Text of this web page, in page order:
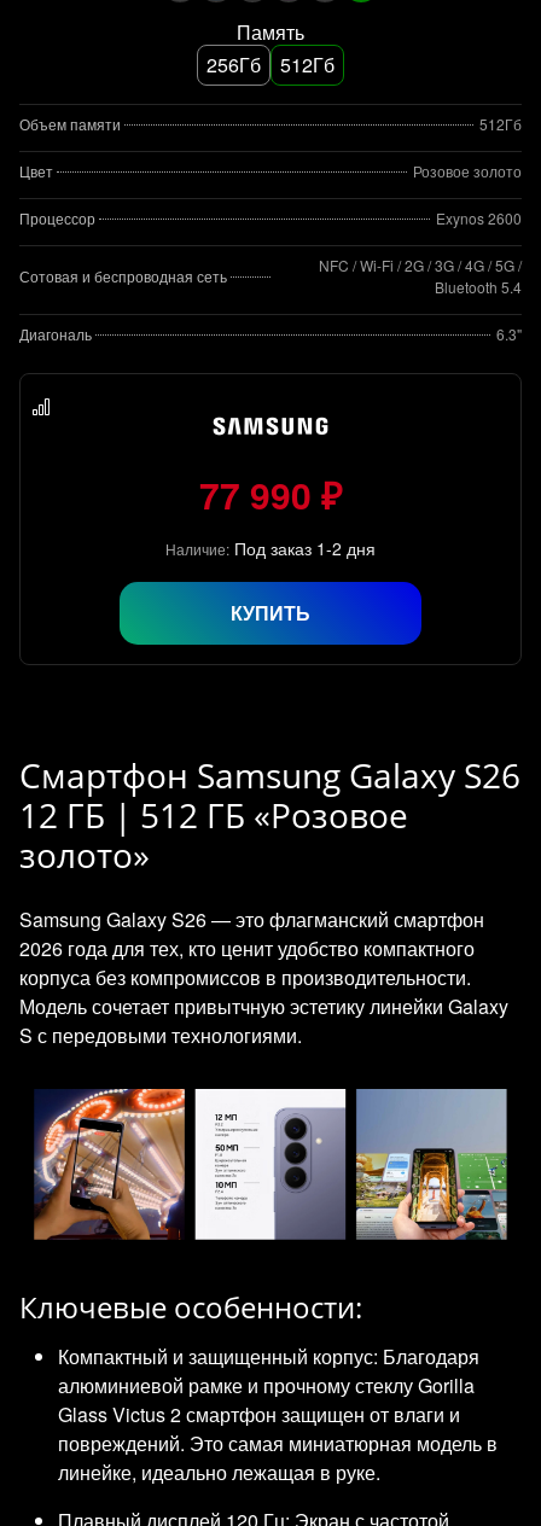
Память
256Гб
512Гб
Объем памяти 512Гб
Цвет Розовое золото
Процессор Exynos 2600
Сотовая и беспроводная сеть
NFC / Wi-Fi / 2G / 3G / 4G / 5G /
Bluetooth 5.4
Диагональ 6.3"
77 990 ₽
Наличие: Под заказ 1-2 дня
КУПИТЬ
Смартфон Samsung Galaxy S26
12 ГБ | 512 ГБ «Розовое
золото»
Samsung Galaxy S26 — это флагманский смартфон
2026 года для тех, кто ценит удобство компактного
корпуса без компромиссов в производительности.
Модель сочетает привытчную эстетику линейки Galaxy
S с передовыми технологиями.
Ключевые особенности:
Компактный и защищенный корпус: Благодаря
алюминиевой рамке и прочному стеклу Gorilla
Glass Victus 2 смартфон защищен от влаги и
повреждений. Это самая миниатюрная модель в
линейке, идеально лежащая в руке.
Плавный дисплей 120 Гц: Экран с частотой